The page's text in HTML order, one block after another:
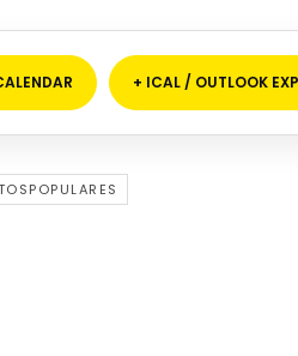
+ ICAL / OUTLOOK